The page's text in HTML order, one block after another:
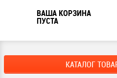
ВАША КОРЗИНА
ПУСТА
КАТАЛОГ